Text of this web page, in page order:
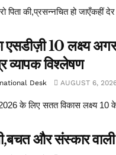
की,प्रसन्नचित हो जाएँकहीं
एसडीज़ी 10 लक्ष्य
व्यापक विश्लेषण
Desk AUGUST 6,
के लिए सतत विकास लक्ष्य 10
और संस्कार वाली